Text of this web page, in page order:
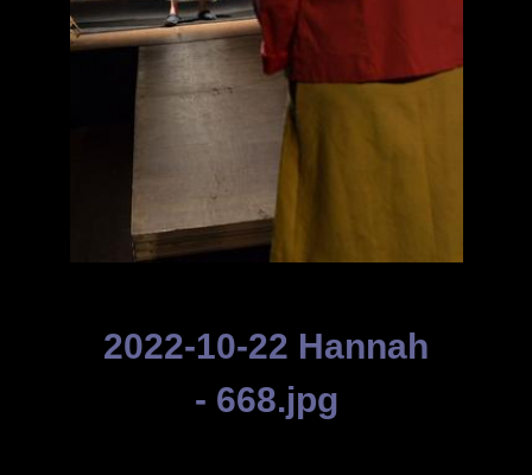
2022-10-22 Hannah
- 668.jpg